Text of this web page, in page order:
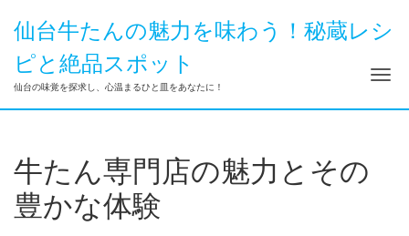
仙台牛たんの魅力を味わう！秘蔵レシ
ピと絶品スポット
仙台の味覚を探求し、心温まるひと皿をあなたに！ ナ
牛たん専門店の魅力とその
豊かな体験